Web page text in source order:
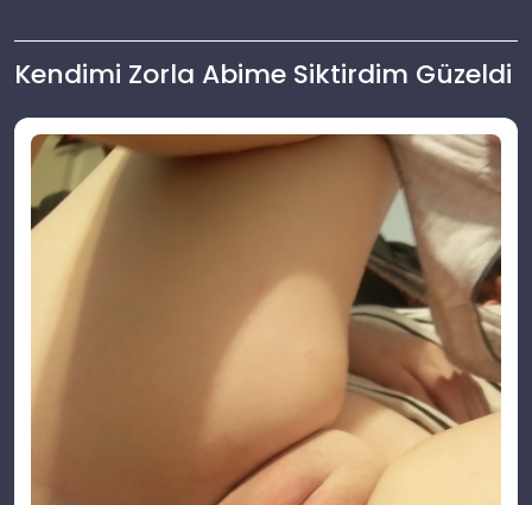
Kendimi Zorla Abime Siktirdim Güzeldi